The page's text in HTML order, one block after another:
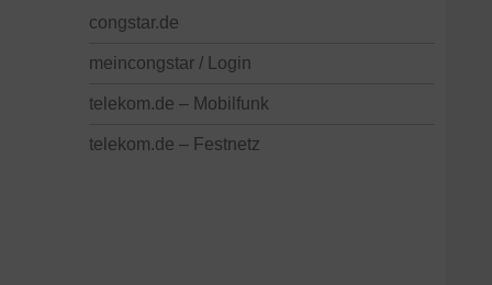
congstar.de
meincongstar / Login
telekom.de – Mobilfunk
telekom.de – Festnetz